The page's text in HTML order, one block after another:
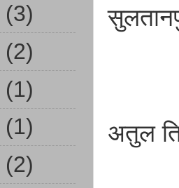
अतुल
(3)
(2)
(1)
(1)
(2)